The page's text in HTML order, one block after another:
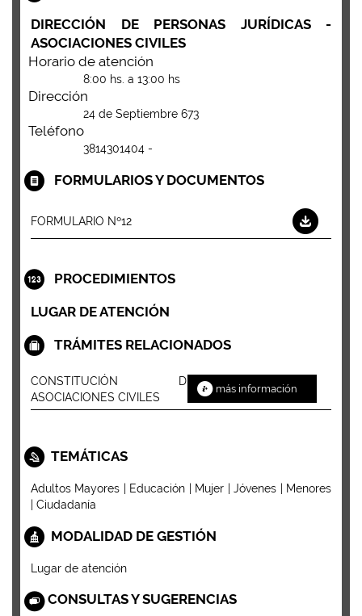
DIRECCIÓN DE PERSONAS JURÍDICAS -
ASOCIACIONES CIVILES
Horario de atención
8:00 hs. a 13:00 hs
Dirección
24 de Septiembre 673
Teléfono
3814301404 -
FORMULARIOS Y DOCUMENTOS
FORMULARIO Nº12
PROCEDIMIENTOS
LUGAR DE ATENCIÓN
TRÁMITES RELACIONADOS
CONSTITUCIÓN DE
ASOCIACIONES CIVILES
más información
TEMÁTICAS
Adultos Mayores | Educación | Mujer | Jóvenes | Menores
| Ciudadanía
MODALIDAD DE GESTIÓN
Lugar de atención
CONSULTAS Y SUGERENCIAS